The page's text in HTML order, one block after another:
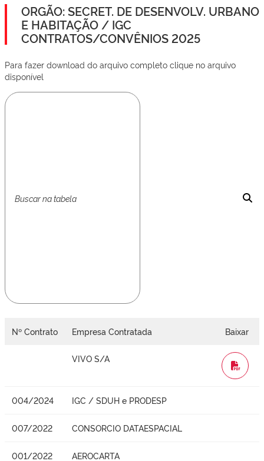
ORGÃO: SECRET. DE DESENVOLV. URBANO
E HABITAÇÃO / IGC
CONTRATOS/CONVÊNIOS 2025
Para fazer download do arquivo completo clique no arquivo
disponível
Nº Contrato Empresa Contratada Baixar
VIVO S/A
WORD
004/2024 IGC / SDUH e PRODESP
007/2022 CONSORCIO DATAESPACIAL
001/2022 AEROCARTA